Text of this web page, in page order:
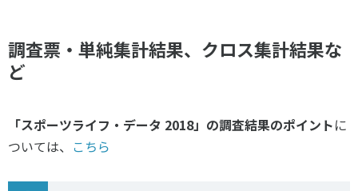
調査票・単純集計結果、クロス集計結果な
ど
「スポーツライフ・データ 2018」の調査結果のポイントに
ついては、 こちら